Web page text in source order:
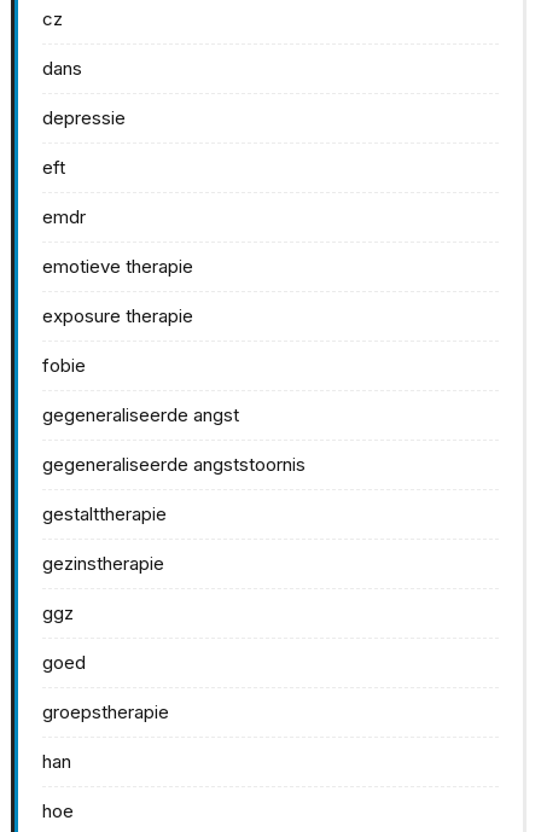
cz
dans
depressie
eft
emdr
emotieve therapie
exposure therapie
fobie
gegeneraliseerde angst
gegeneraliseerde angststoornis
gestalttherapie
gezinstherapie
ggz
goed
groepstherapie
han
hoe